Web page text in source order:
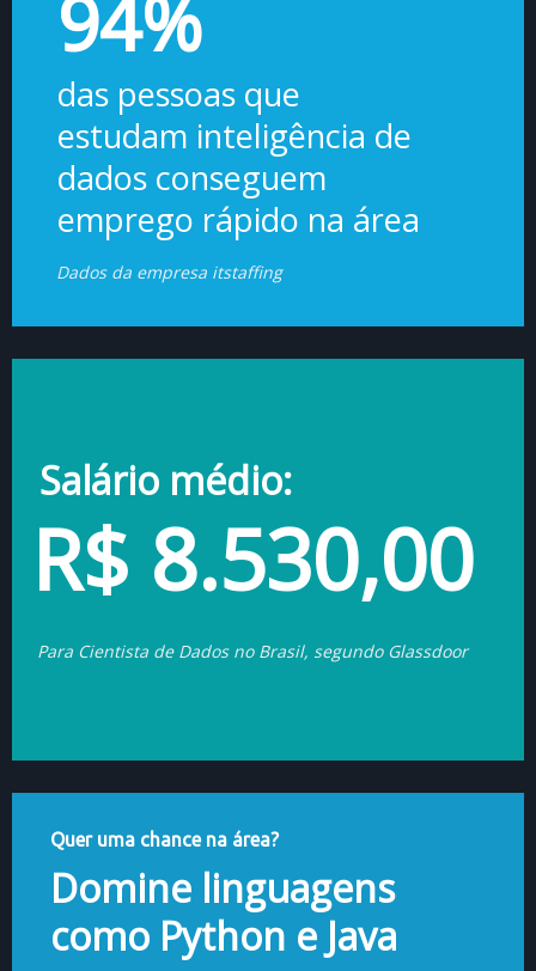
94%
das pessoas que
estudam inteligência de
dados conseguem
emprego rápido na área
Dados da empresa itstaffing
Salário médio:
R$ 8.530,00
Para Cientista de Dados no Brasil, segundo Glassdoor
Quer uma chance na área?
Domine linguagens
como Python e Java